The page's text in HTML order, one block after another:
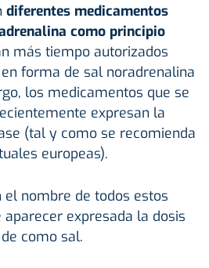
diferentes medicamentos
como principio
más tiempo autorizados
forma de sal noradrenalina
los medicamentos que se
expresan la
(tal y como se recomienda
europeas).
nombre de todos estos
expresada la dosis
como sal.